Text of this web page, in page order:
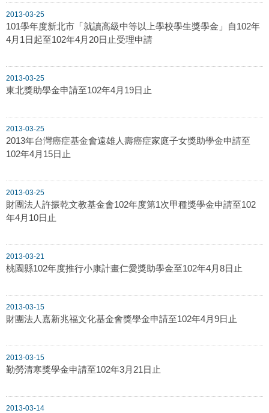
2013-03-25
101學年度新北市「就讀高級中等以上學校學生獎學金」自102年
4月1日起至102年4月20日止受理申請
2013-03-25
東北獎助學金申請至102年4月19日止
2013-03-25
2013年台灣癌症基金會遠雄人壽癌症家庭子女獎助學金申請至
102年4月15日止
2013-03-25
財團法人許振乾文教基金會102年度第1次甲種獎學金申請至102
年4月10日止
2013-03-21
桃園縣102年度推行小康計畫仁愛獎助學金至102年4月8日止
2013-03-15
財團法人嘉新兆福文化基金會獎學金申請至102年4月9日止
2013-03-15
勤勞清寒獎學金申請至102年3月21日止
2013-03-14